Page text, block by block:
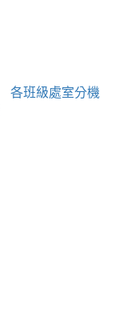
各班級處室分機